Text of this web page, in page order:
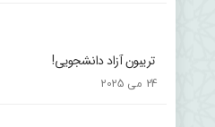
تریبون آزاد دانشجویی!
24 می 2025